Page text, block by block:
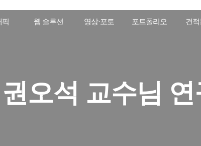
픽 웹 솔루션 영상·포토 포트폴리오 견
오석 교수님